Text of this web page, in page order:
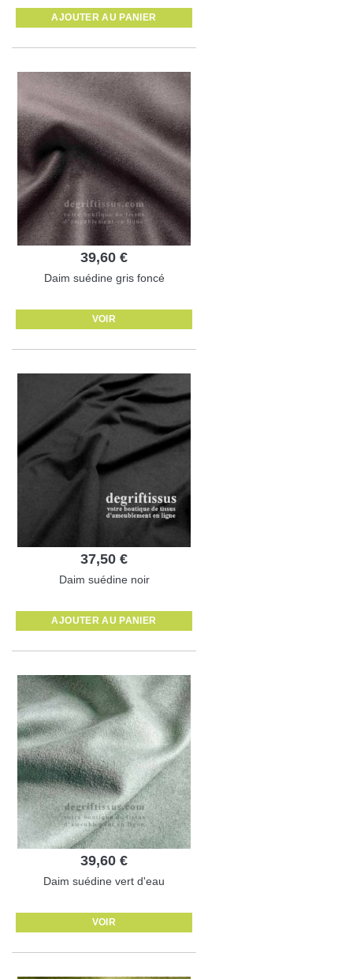
AJOUTER AU PANIER
39,60 €
Daim suédine gris foncé
VOIR
37,50 €
Daim suédine noir
AJOUTER AU PANIER
39,60 €
Daim suédine vert d'eau
VOIR